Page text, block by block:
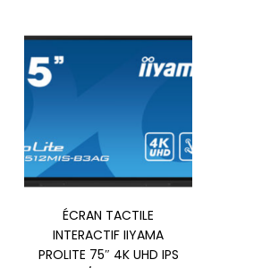
DT
TTC 4.999,000.
est :
DT
TTC 4.750,000.
ÉCRAN TACTILE
INTERACTIF IIYAMA
PROLITE 75″ 4K UHD IPS